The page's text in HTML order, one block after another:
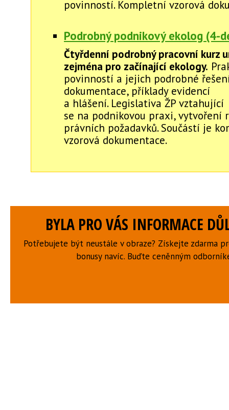
povinností. Kompletní vzorová
Podrobný podnikový ekolog (4-
Čtyřdenní podrobný pracovní kurz
zejména pro začínající ekology.
povinností a jejich podrobné
dokumentace, příklady evidencí
a hlášení. Legislativa ŽP vztahující
se na podnikovou praxi, vytvoření
právních požadavků. Součástí je
vzorová dokumentace.
BYLA PRO VÁS INFORMACE
Potřebujete být neustále v obraze? Získejte zdarma
bonusy navíc. Buďte ceněnným